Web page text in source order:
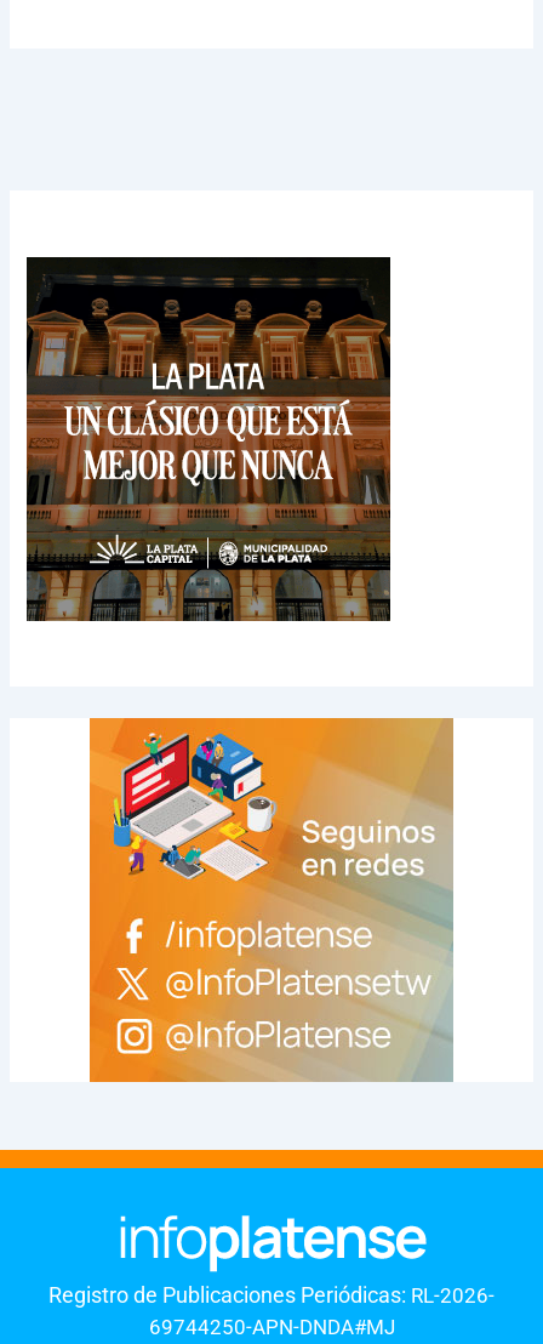
Registro de Publicaciones Periódicas: RL-2026-
69744250-APN-DNDA#MJ